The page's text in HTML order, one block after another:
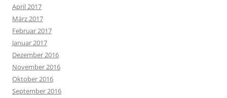
April 2017
März 2017
Februar 2017
Januar 2017
Dezember 2016
November 2016
Oktober 2016
September 2016